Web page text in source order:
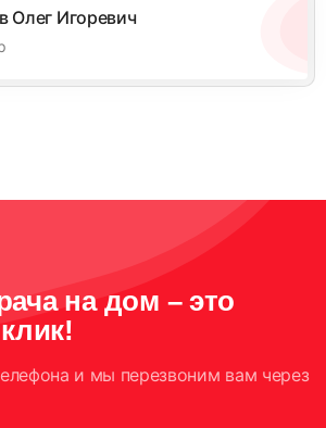
Олег Игоревич
на дом – это
и мы перезвоним вам через